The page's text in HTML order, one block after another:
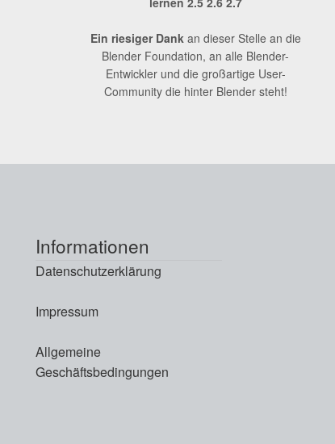
Ein riesiger Dank an dieser Stelle an die
Blender Foundation, an alle Blender-
Entwickler und die großartige User-
Community die hinter Blender steht!
Informationen
Datenschutzerklärung
Impressum
Allgemeine
Geschäftsbedingungen